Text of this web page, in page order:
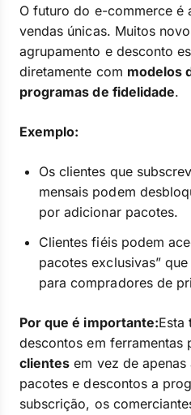
O futuro do e-commerce é
vendas únicas. Muitos
agrupamento e desconto
diretamente com modelos
programas de fidelidade.
Exemplo:
Os clientes que
mensais podem
por adicionar pacotes.
Clientes fiéis podem
pacotes exclusivas”
para compradores de
Por que é importante:Esta
descontos em ferramentas
clientes em vez de
pacotes e descontos a
subscrição, os